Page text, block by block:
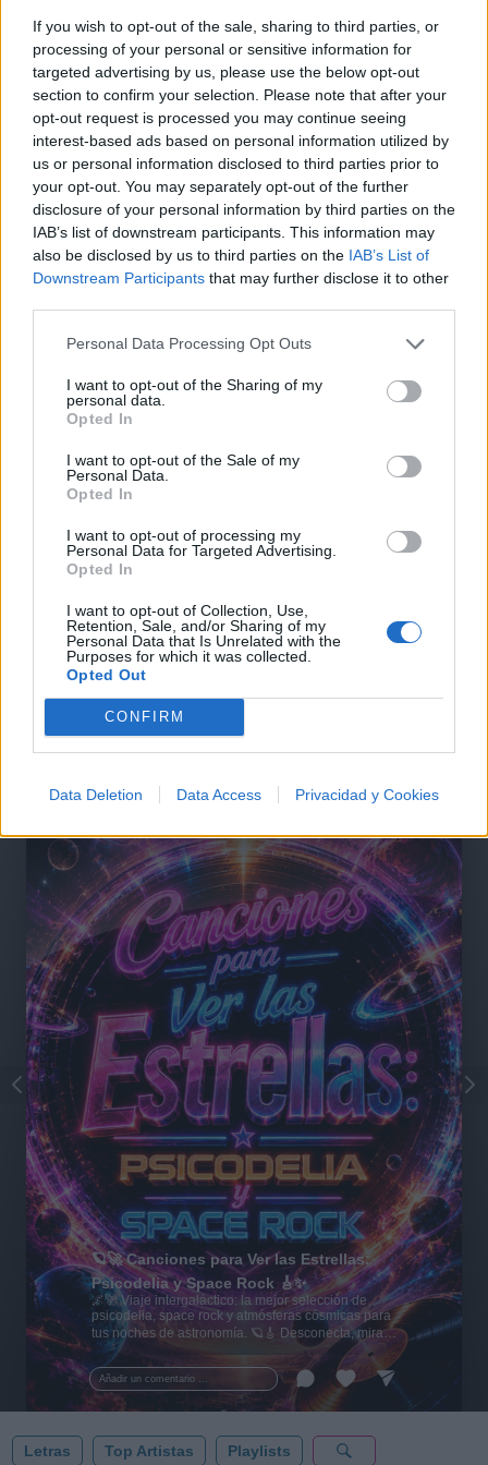
If you wish to opt-out of the sale, sharing to third parties, or
processing of your personal or sensitive information for
targeted advertising by us, please use the below opt-out
section to confirm your selection. Please note that after your
opt-out request is processed you may continue seeing
interest-based ads based on personal information utilized by
us or personal information disclosed to third parties prior to
your opt-out. You may separately opt-out of the further
disclosure of your personal information by third parties on the
IAB’s list of downstream participants. This information may
also be disclosed by us to third parties on the IAB’s List of
Downstream Participants that may further disclose it to other
Personal Data Processing Opt Outs
I want to opt-out of the Sharing of my
personal data.
Opted In
I want to opt-out of the Sale of my
Personal Data.
Opted In
I want to opt-out of processing my
Personal Data for Targeted Advertising.
Opted In
I want to opt-out of Collection, Use,
Retention, Sale, and/or Sharing of my
Personal Data that Is Unrelated with the
Purposes for which it was collected.
Opted Out
CONFIRM
Data Deletion Data Access Privacidad y Cookies
Ranking de Noemi TOP Música
+ Letras de Jazz and Soul
Lo Mejor del Jazz and Soul
Comentar Letra
Comenta o pregunta lo que desees sobre Noemi o 'In
My Dreams'
Comentarios (1)
Ver perfil
@musicapuntocom Ver perfil
Añadir un comentario ...
🪐🚀 Canciones para Ver las Estrellas:
Psicodelia y Space Rock 🎸✨
🌌🚀 Viaje intergaláctico: la mejor selección de
psicodelia, space rock y atmósferas cósmicas para
tus noches de astronomía. 🪐🎸 Desconecta, mira
al firmamento y siente la gravedad cero. 💾 ¡Guarda
esta colección para tu próxima noche estrellada!
✨⭐
Letras Top Artistas Playlists